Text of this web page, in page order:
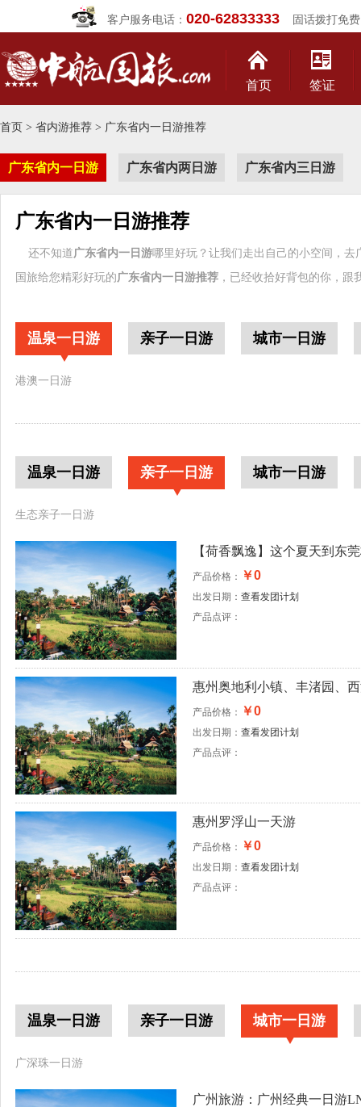
客户服务电话： 020-62833333固话拨打免费
首页 签证
首页 > 省内游推荐 > 广东省内一日游推荐
广东省内一日游 广东省内两日游 广东省内三日游
广东省内一日游推荐
还不知道广东省内一日游哪里好玩？让我们走出自己的小空间，去
国旅给您精彩好玩的广东省内一日游推荐 ，已经收拾好背包的你，
温泉一日游 亲子一日游 城市一日游
港澳一日游
温泉一日游 亲子一日游 城市一日游
生态亲子一日游
【荷香飘逸】这个夏天到东
产品价格： ￥0
出发日期： 查看发团计划
产品点评：
惠州奥地利小镇、丰渚园、
产品价格： ￥0
出发日期： 查看发团计划
产品点评：
惠州罗浮山一天游
产品价格： ￥0
出发日期： 查看发团计划
产品点评：
温泉一日游 亲子一日游 城市一日游
广深珠一日游
广州旅游：广州经典一日游